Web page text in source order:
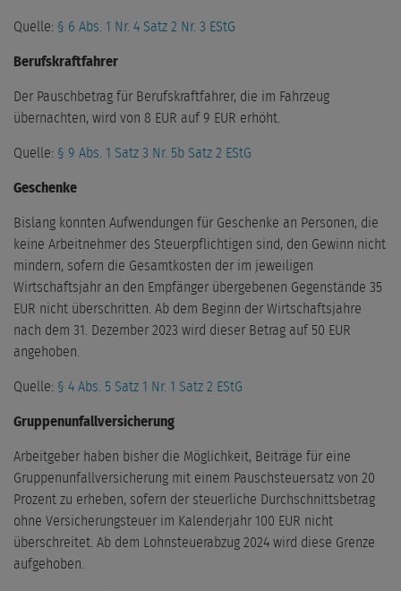
Quelle: § 6 Abs. 1 Nr. 4 Satz 2 Nr. 3 EStG
Berufskraftfahrer
Der Pauschbetrag für Berufskraftfahrer, die im Fahrzeug
übernachten, wird von 8 EUR auf 9 EUR erhöht.
Quelle: § 9 Abs. 1 Satz 3 Nr. 5b Satz 2 EStG
Geschenke
Bislang konnten Aufwendungen für Geschenke an Personen, die
keine Arbeitnehmer des Steuerpflichtigen sind, den Gewinn nicht
mindern, sofern die Gesamtkosten der im jeweiligen
Wirtschaftsjahr an den Empfänger übergebenen Gegenstände 35
EUR nicht überschritten. Ab dem Beginn der Wirtschaftsjahre
nach dem 31. Dezember 2023 wird dieser Betrag auf 50 EUR
angehoben.
Quelle: § 4 Abs. 5 Satz 1 Nr. 1 Satz 2 EStG
Gruppenunfallversicherung
Arbeitgeber haben bisher die Möglichkeit, Beiträge für eine
Gruppenunfallversicherung mit einem Pauschsteuersatz von 20
Prozent zu erheben, sofern der steuerliche Durchschnittsbetrag
ohne Versicherungsteuer im Kalenderjahr 100 EUR nicht
überschreitet. Ab dem Lohnsteuerabzug 2024 wird diese Grenze
aufgehoben.